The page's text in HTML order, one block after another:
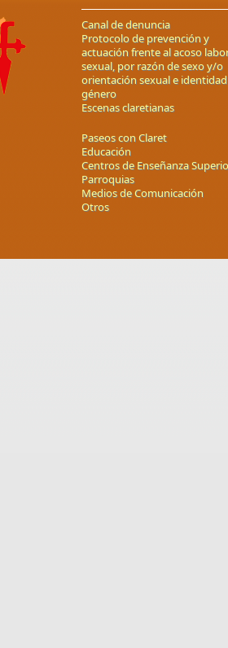
Canal de denuncia
Protocolo de prevención y
actuación frente al acoso
sexual, por razón de sexo y/o
orientación sexual e
género
Escenas claretianas
Paseos con Claret
Educación
Centros de Enseñanza
Parroquias
Medios de Comunicación
Otros